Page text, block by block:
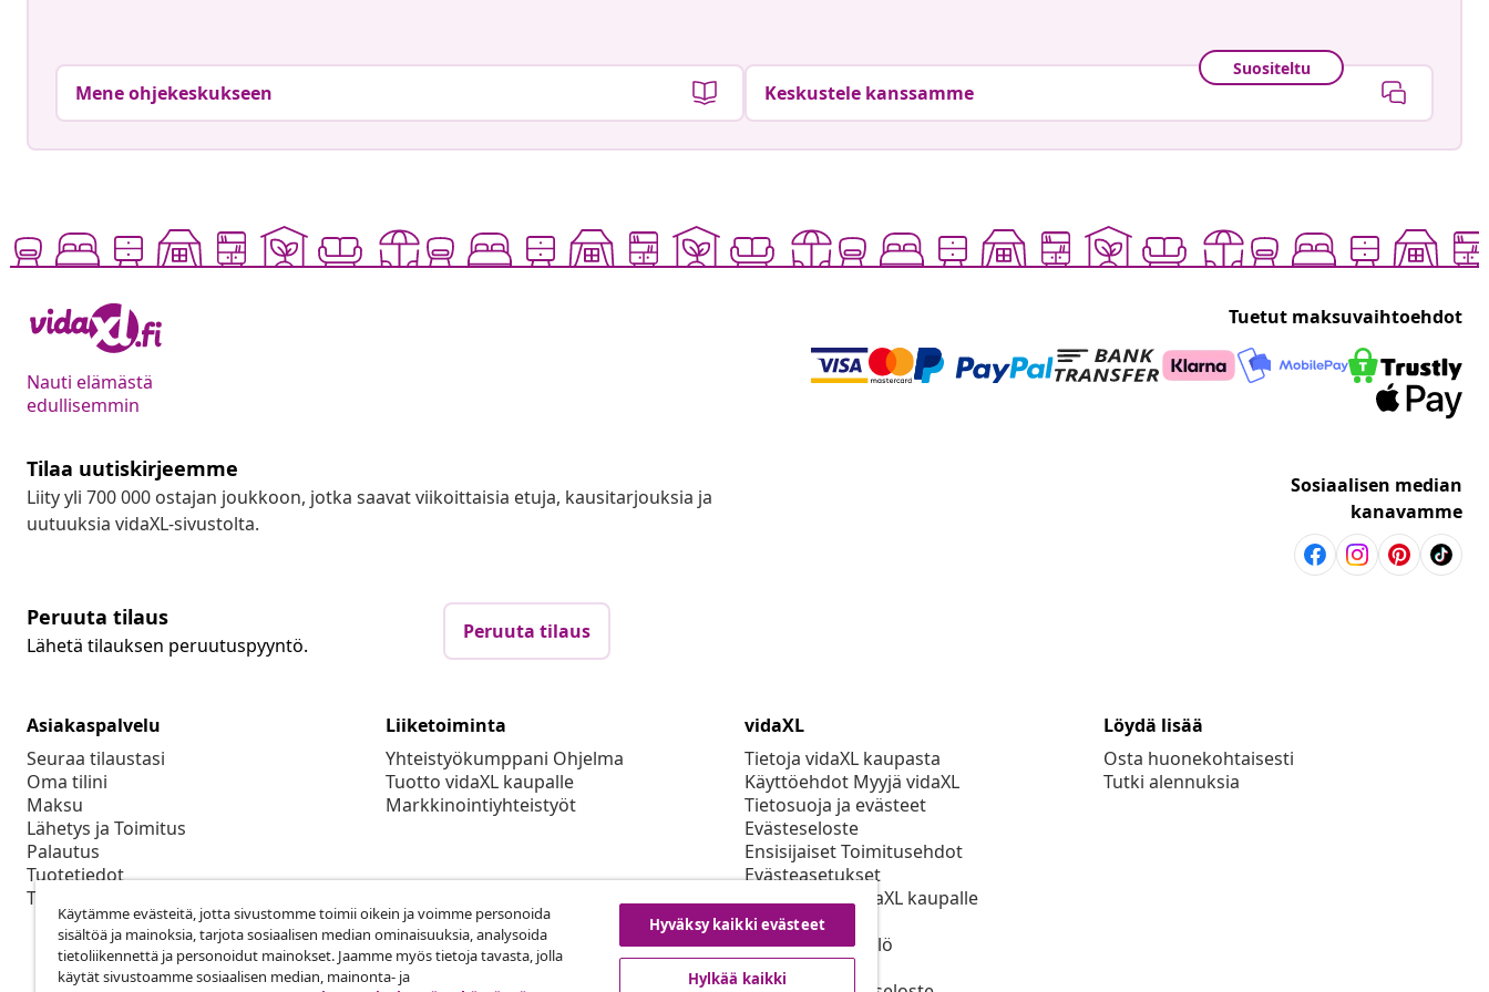
Mene ohjekeskukseen
Suositeltu
Keskustele kanssamme
Nauti elämästä
edullisemmin
Tuetut maksuvaihtoehdot
Tilaa uutiskirjeemme
Liity yli 700 000 ostajan joukkoon, jotka saavat viikoittaisia etuja, kausitarjouksia ja
uutuuksia vidaXL-sivustolta.
Sosiaalisen median
kanavamme
Peruuta tilaus
Lähetä tilauksen peruutuspyyntö.
Peruuta tilaus
Asiakaspalvelu
Seuraa tilaustasi
Oma tilini
Maksu
Lähetys ja Toimitus
Palautus
Tuotetiedot
Tilaus
Liiketoiminta
Yhteistyökumppani Ohjelma
Tuotto vidaXL kaupalle
Markkinointiyhteistyöt
vidaXL
Tietoja vidaXL kaupasta
Käyttöehdot Myyjä vidaXL
Tietosuoja ja evästeet
Evästeseloste
Ensisijaiset Toimitusehdot
Evästeasetukset
Työskentele vidaXL kaupalle
Turvallisuus
EU Vastuuhenkilö
EPR-politiikan
Löydä lisää
Osta huonekohtaisesti
Tutki alennuksia
Käytämme evästeitä, jotta sivustomme toimii oikein ja voimme personoida
sisältöä ja mainoksia, tarjota sosiaalisen median ominaisuuksia, analysoida
tietoliikennettä ja personoidut mainokset. Jaamme myös tietoja tavasta, jolla
käytät sivustoamme sosiaalisen median, mainonta- ja
Hyväksy kaikki evästeet
Hylkää kaikki